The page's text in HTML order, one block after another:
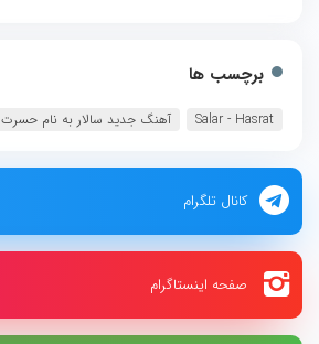
برچسب ها
Salar - Hasrat آهنگ جدید سالار به نام حسرت
کانال تلگرام
صفحه اینستاگرام